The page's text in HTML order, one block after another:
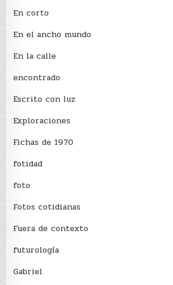
En corto
En el ancho mundo
En la calle
encontrado
Escrito con luz
Exploraciones
Fichas de 1970
fotidad
foto
Fotos cotidianas
Fuera de contexto
futurología
Gabriel